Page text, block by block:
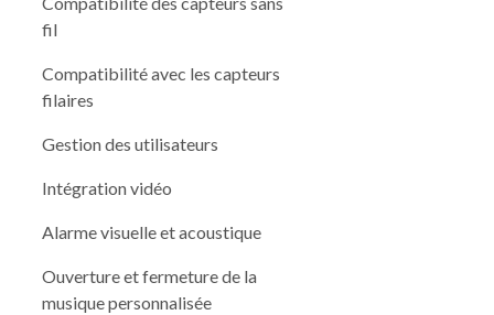
fil
Compatibilité avec les capteurs
filaires
Gestion des utilisateurs
Intégration vidéo
Alarme visuelle et acoustique
Ouverture et fermeture de la
musique personnalisée